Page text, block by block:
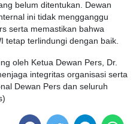
belum ditentukan. Dewan
ini tidak mengganggu
serta memastikan bahwa
tetap terlindungi dengan baik.
oleh Ketua Dewan Pers, Dr.
integritas organisasi serta
Dewan Pers dan seluruh